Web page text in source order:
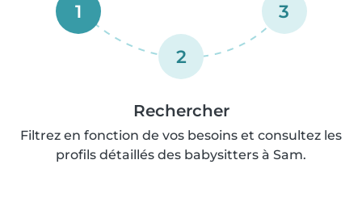
1
2
3
Rechercher
Filtrez en fonction de vos besoins et consultez les
profils détaillés des babysitters à Sam.